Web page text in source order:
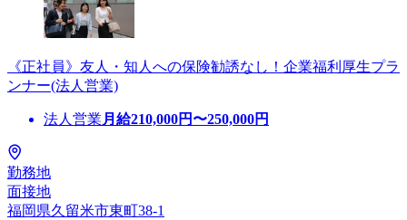
《正社員》友人・知人への保険勧誘なし！企業福利厚生プラ
ンナー(法人営業)
法人営業 月給210,000円〜250,000円
勤務地
面接地
福岡県久留米市東町38-1